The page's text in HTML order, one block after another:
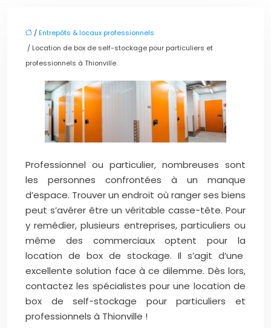
/Entrepôts & locaux professionnels
/ Location de box de self-stockage pour particuliers et
professionnels à Thionville
Professionnel ou particulier, nombreuses sont
les personnes confrontées à un manque
d’espace. Trouver un endroit où ranger ses biens
peut s’avérer être un véritable casse-tête. Pour
y remédier, plusieurs entreprises, particuliers ou
même des commerciaux optent pour la
location de box de stockage. Il s’agit d’une
excellente solution face à ce dilemme. Dès lors,
contactez les spécialistes pour une location de
box de self-stockage pour particuliers et
professionnels à Thionville !